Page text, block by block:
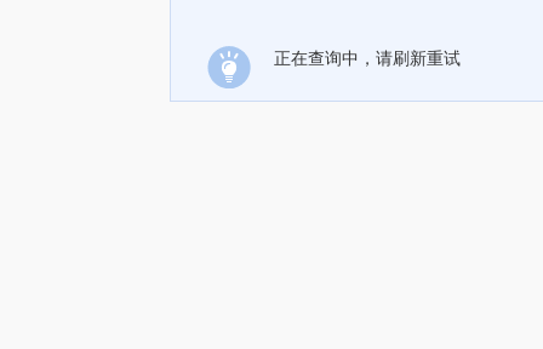
正在查询中，请刷新重试